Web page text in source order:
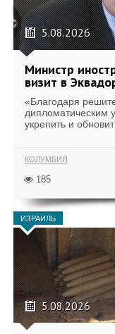
5.08.2026
Министр
визит в
«Благодаря
дипломатическим
укрепить и
КОЛУМБИЯ
185
ИЗРАИЛЬ
5.08.2026